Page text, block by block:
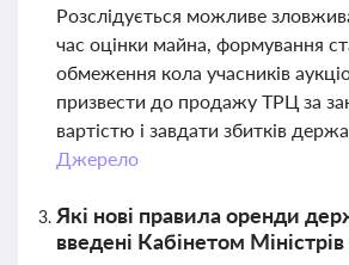
Розслідується можливе
час оцінки майна, формування
обмеження кола учасників
призвести до продажу ТРЦ за
вартістю і завдати збитків
Джерело
Які нові правила оренди
введені Кабінетом